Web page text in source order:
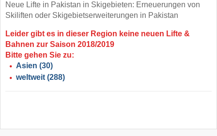
Neue Lifte in Pakistan in Skigebieten: Erneuerungen von
Skiliften oder Skigebietserweiterungen in Pakistan
Leider gibt es in dieser Region keine neuen Lifte &
Bahnen zur Saison 2018/2019
Bitte gehen Sie zu:
Asien (30)
weltweit (288)